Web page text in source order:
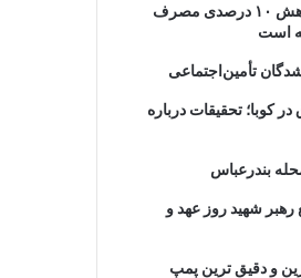
مدیرعامل برق تهران: کاهش ۱۰ درصدی مصرف
است
تحقیقات درباره
رهبر شهید روز عهد و
و دقیق‌ ترین پمپ